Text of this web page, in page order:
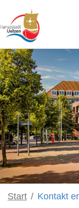
Zum Hauptinhalt
Start Kontakt